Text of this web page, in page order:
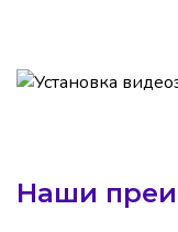
Наши